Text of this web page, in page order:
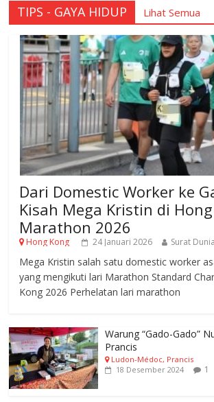
TIPS - GAYA HIDUP Lihat Semua
Dari Domestic Worker ke
Kisah Mega Kristin di
Marathon 2026
Hong Kong 24 Januari 2026 Surat Dunia
Mega Kristin salah satu domestic worker
yang mengikuti lari Marathon Standard
Kong 2026 Perhelatan lari marathon
Warung “Gado-Gado”
Prancis
Ludon-Médoc, Prancis
18 Desember 2024
1